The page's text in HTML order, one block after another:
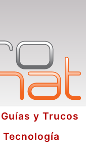
Guías y Trucos
Tecnología